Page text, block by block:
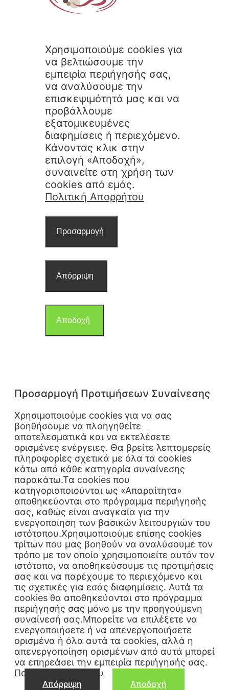
Χρησιμοποιούμε cookies για
να βελτιώσουμε την
εμπειρία περιήγησής σας,
να αναλύσουμε την
επισκεψιμότητά μας και να
προβάλλουμε
εξατομικευμένες
διαφημίσεις ή περιεχόμενο.
Κάνοντας κλικ στην
επιλογή «Αποδοχή»,
συναινείτε στη χρήση των
cookies από εμάς.
Πολιτική Απορρήτου
Προσαρμογή
Απόρριψη
Αποδοχή
Προσαρμογή Προτιμήσεων Συναίνεσης
Χρησιμοποιούμε cookies για να σας
βοηθήσουμε να πλοηγηθείτε
αποτελεσματικά και να εκτελέσετε
ορισμένες ενέργειες. Θα βρείτε λεπτομερείς
πληροφορίες σχετικά με όλα τα cookies
κάτω από κάθε κατηγορία συναίνεσης
παρακάτω.Τα cookies που
κατηγοριοποιούνται ως «Απαραίτητα»
αποθηκεύονται στο πρόγραμμα περιήγησής
σας, καθώς είναι αναγκαία για την
ενεργοποίηση των βασικών λειτουργιών του
ιστότοπου.Χρησιμοποιούμε επίσης cookies
τρίτων που μας βοηθούν να αναλύσουμε τον
τρόπο με τον οποίο χρησιμοποιείτε αυτόν τον
ιστότοπο, να αποθηκεύσουμε τις προτιμήσεις
σας και να παρέχουμε το περιεχόμενο και
τις σχετικές για εσάς διαφημίσεις. Αυτά τα
cookies θα αποθηκεύονται στο πρόγραμμα
περιήγησής σας μόνο με την προηγούμενη
συναίνεσή σας.Μπορείτε να επιλέξετε να
ενεργοποιήσετε ή να απενεργοποιήσετε
ορισμένα ή όλα αυτά τα cookies, αλλά η
απενεργοποίηση ορισμένων από αυτά μπορεί
να επηρεάσει την εμπειρία περιήγησής σας.
Πολιτική Απορρήτου
Απόρριψη Αποδοχή